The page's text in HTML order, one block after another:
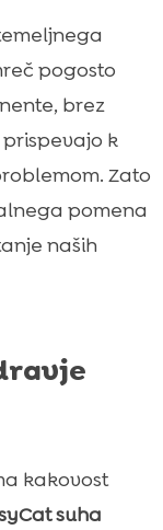
pogosto
brez
k
Zato
pomena
naših
kakovost
suha